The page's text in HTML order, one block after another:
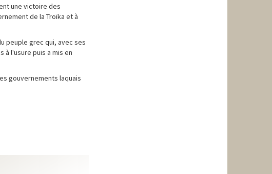
une victoire des
de la Troïka et à
peuple grec qui, avec ses
l'usure puis a mis en
gouvernements laquais